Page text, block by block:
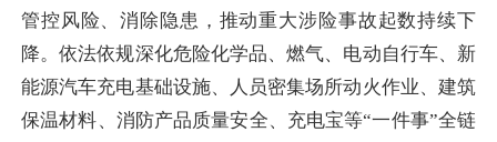
管控风险、消除隐患，推动重大涉险事故起数持续下
降。依法依规深化危险化学品、燃气、电动自行车、新
能源汽车充电基础设施、人员密集场所动火作业、建筑
保温材料、消防产品质量安全、充电宝等“一件事”全链